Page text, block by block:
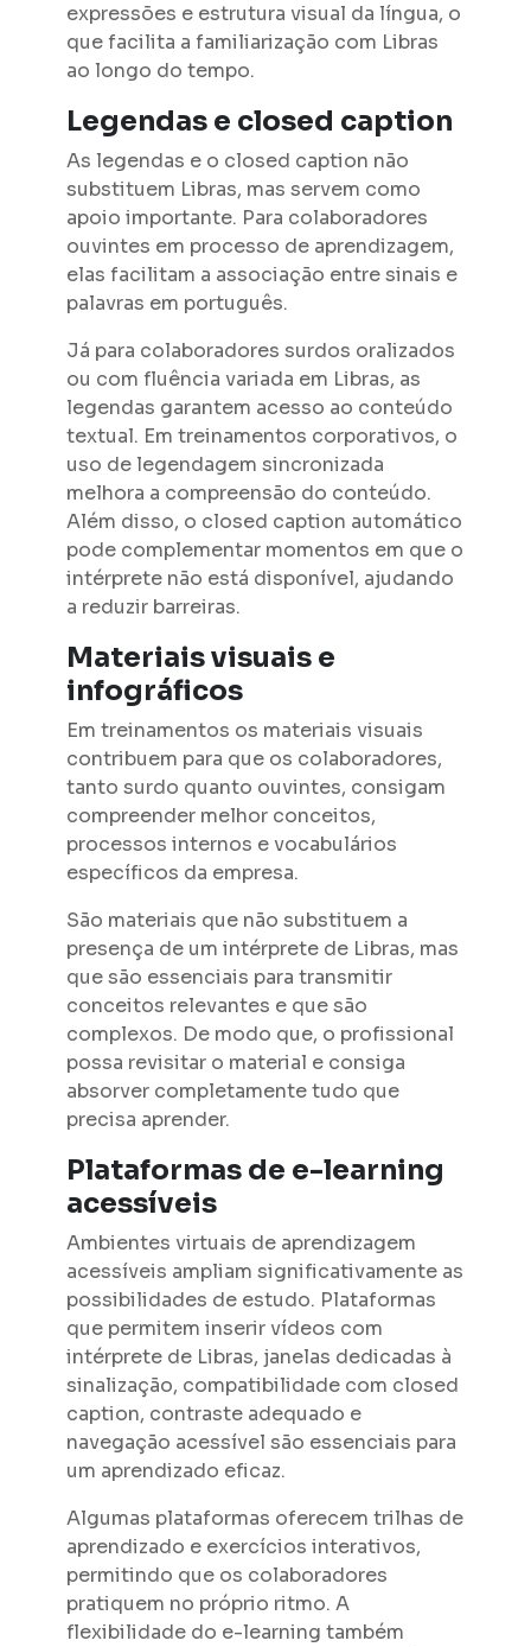
expressões e estrutura visual da língua, o
que facilita a familiarização com Libras
ao longo do tempo.
Legendas e closed caption
As legendas e o closed caption não
substituem Libras, mas servem como
apoio importante. Para colaboradores
ouvintes em processo de aprendizagem,
elas facilitam a associação entre sinais e
palavras em português.
Já para colaboradores surdos oralizados
ou com fluência variada em Libras, as
legendas garantem acesso ao conteúdo
textual. Em treinamentos corporativos, o
uso de legendagem sincronizada
melhora a compreensão do conteúdo.
Além disso, o closed caption automático
pode complementar momentos em que o
intérprete não está disponível, ajudando
a reduzir barreiras.
Materiais visuais e
infográficos
Em treinamentos os materiais visuais
contribuem para que os colaboradores,
tanto surdo quanto ouvintes, consigam
compreender melhor conceitos,
processos internos e vocabulários
específicos da empresa.
São materiais que não substituem a
presença de um intérprete de Libras, mas
que são essenciais para transmitir
conceitos relevantes e que são
complexos. De modo que, o profissional
possa revisitar o material e consiga
absorver completamente tudo que
precisa aprender.
Plataformas de e-learning
acessíveis
Ambientes virtuais de aprendizagem
acessíveis ampliam significativamente as
possibilidades de estudo. Plataformas
que permitem inserir vídeos com
intérprete de Libras, janelas dedicadas à
sinalização, compatibilidade com closed
caption, contraste adequado e
navegação acessível são essenciais para
um aprendizado eficaz.
Algumas plataformas oferecem trilhas de
aprendizado e exercícios interativos,
permitindo que os colaboradores
pratiquem no próprio ritmo. A
flexibilidade do e-learning também